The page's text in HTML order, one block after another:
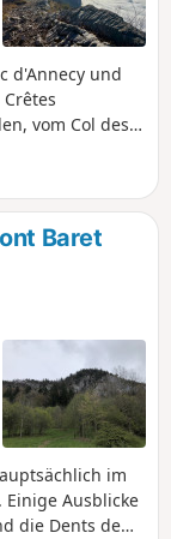
d'Annecy und
vom Col des
Combe im
steile
aufweist.
Baret
im
Ausblicke
die Dents de